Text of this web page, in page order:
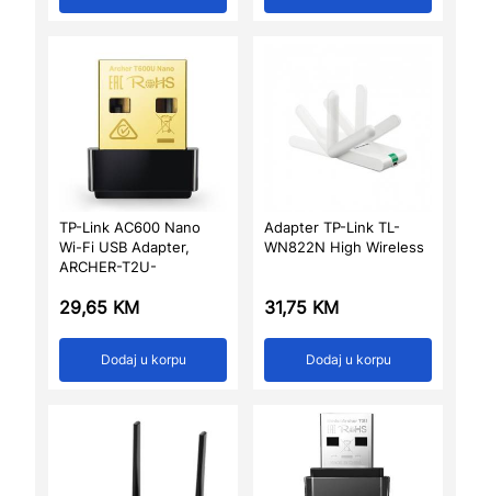
TP-Link AC600 Nano
Wi-Fi USB Adapter,
ARCHER-T2U-
29,65 KM
Dodaj u korpu
Adapter TP-Link TL-
WN822N High Wireless
31,75 KM
Dodaj u korpu